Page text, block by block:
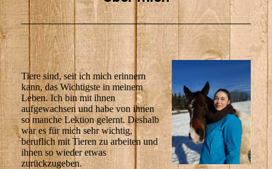
Tiere sind, seit ich mich erinnern
kann, das Wichtigste in meinem
Leben. Ich bin mit ihnen
aufgewachsen und habe von ihnen
so manche Lektion gelernt. Deshalb
war es für mich sehr wichtig,
beruflich mit Tieren zu arbeiten und
ihnen so wieder etwas
zurückzugeben.